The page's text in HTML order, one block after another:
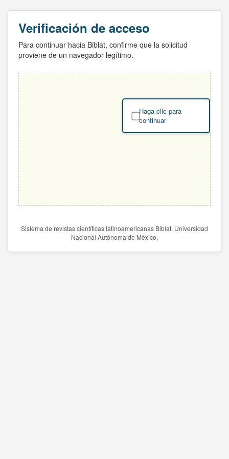
Verificación de acceso
Para continuar hacia Biblat, confirme que la solicitud
proviene de un navegador legítimo.
Haga clic para
continuar
Sistema de revistas científicas latinoamericanas Biblat. Universidad
Nacional Autónoma de México.